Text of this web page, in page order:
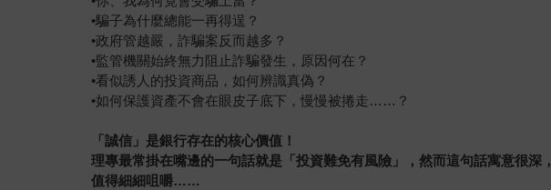
•騙子為什麼總能一再得逞？
•政府管越嚴，詐騙案反而越多？
•監管機關始終無力阻止詐騙發生，原因何在？
•看似誘人的投資商品，如何辨識真偽？
•如何保護資產不會在眼皮子底下，慢慢被捲走……？
「誠信」是銀行存在的核心價值！
理專最常掛在嘴邊的一句話就是「投資難免有風險」，然而這句話寓意很深，
值得細細咀嚼……